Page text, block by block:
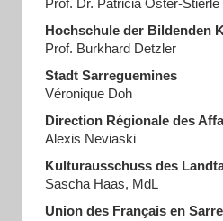
Prof. Dr. Patricia Oster-Stierle
Hochschule der Bildenden
Prof. Burkhard Detzler
Stadt Sarreguemines
Véronique Doh
Direction Régionale des
Alexis Neviaski
Kulturausschuss des
Sascha Haas, MdL
Union des Français en Sarre